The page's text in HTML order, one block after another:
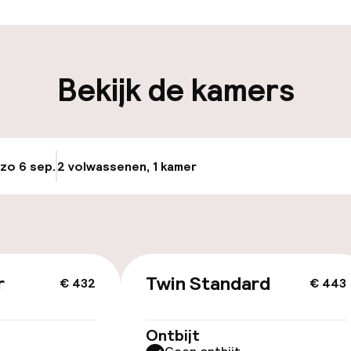
Bekijk de kamers
6 sep.2 volwassenen, 1 kamer
€ 432 € 443
Twin Standard
Ontbijt